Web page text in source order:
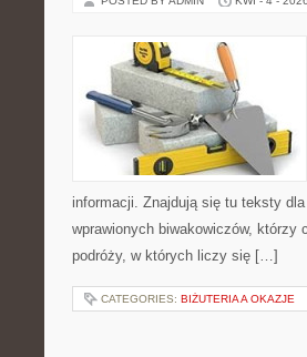
informacji. Znajdują się tu teksty
wprawionych biwakowiczów, którzy
podróży, w których liczy się […]
CATEGORIES: BIŻUTERIA A OKAZJE